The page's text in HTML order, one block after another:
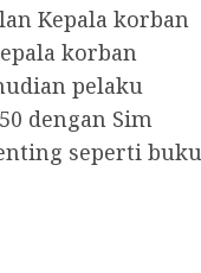
Kepala korban
korban
pelaku
dengan Sim
seperti buku